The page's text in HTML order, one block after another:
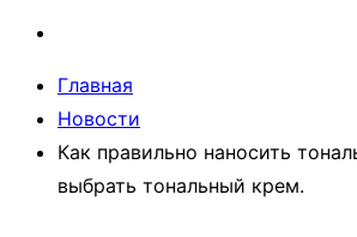
Главная
Новости
Как правильно наносить
выбрать тональный крем.